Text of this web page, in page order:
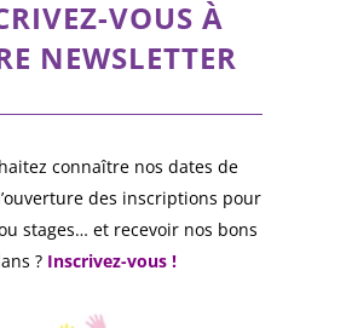
VOUS À
NEWSLETTER
connaître nos dates de
des inscriptions pour
stages… et recevoir nos bons
? Inscrivez-vous !